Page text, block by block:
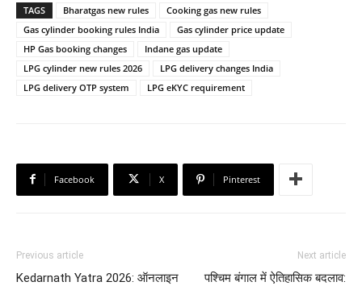
TAGS Bharatgas new rules
Cooking gas new rules
Gas cylinder booking rules India
Gas cylinder price update
HP Gas booking changes
Indane gas update
LPG cylinder new rules 2026
LPG delivery changes India
LPG delivery OTP system
LPG eKYC requirement
Facebook X Pinterest
Previous article
Kedarnath Yatra 2026: ऑनलाइन
Next article
पश्चिम बंगाल में ऐतिहासिक बदलाव: